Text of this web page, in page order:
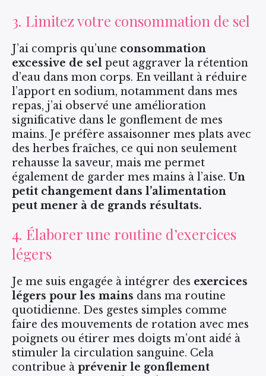
3. Limitez votre consommation de sel
J’ai compris qu’une consommation
excessive de sel peut aggraver la rétention
d’eau dans mon corps. En veillant à réduire
l’apport en sodium, notamment dans mes
repas, j’ai observé une amélioration
significative dans le gonflement de mes
mains. Je préfère assaisonner mes plats avec
des herbes fraîches, ce qui non seulement
rehausse la saveur, mais me permet
également de garder mes mains à l’aise. Un
petit changement dans l’alimentation
peut mener à de grands résultats.
4. Élaborer une routine d’exercices
légers
Je me suis engagée à intégrer des exercices
légers pour les mains dans ma routine
quotidienne. Des gestes simples comme
faire des mouvements de rotation avec mes
poignets ou étirer mes doigts m’ont aidé à
stimuler la circulation sanguine. Cela
contribue à prévenir le gonflement